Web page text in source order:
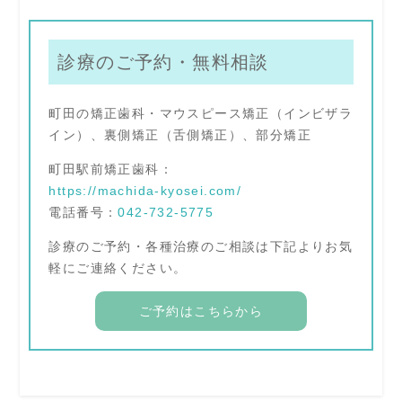
診療のご予約・無料相談
町田の矯正歯科・マウスピース矯正（インビザラ
イン）、裏側矯正（舌側矯正）、部分矯正
町田駅前矯正歯科：
https://machida-kyosei.com/
電話番号：042-732-5775
診療のご予約・各種治療のご相談は下記よりお気
軽にご連絡ください。
ご予約はこちらから